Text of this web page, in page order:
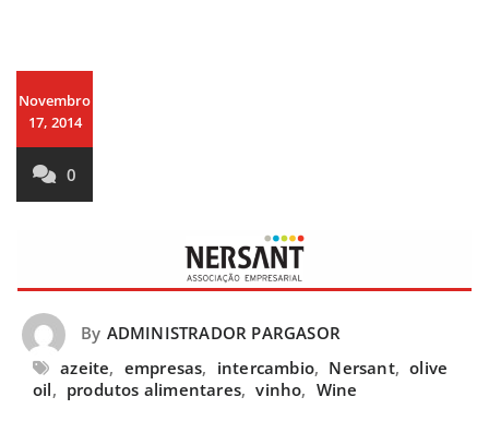
Novembro
17, 2014
0
By ADMINISTRADOR PARGASOR
azeite, empresas, intercambio, Nersant, olive
oil, produtos alimentares, vinho, Wine